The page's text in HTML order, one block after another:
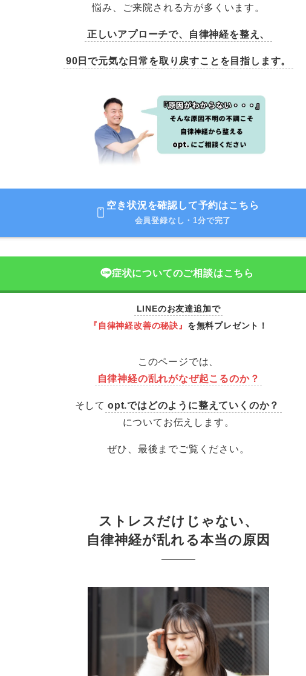
悩み、ご来院される方が多くいます。
正しいアプローチで、自律神経を整え、
90日で元気な日常を取り戻すことを目指します。
空き状況を確認して予約はこちら
会員登録なし・1分で完了
症状についてのご相談はこちら
LINEのお友達追加で
『自律神経改善の秘訣』 を無料プレゼント！
このページでは、
自律神経の乱れがなぜ起こるのか？
そして opt.ではどのように整えていくのか？
についてお伝えします。
ぜひ、最後までご覧ください。
ストレスだけじゃない、
自律神経が乱れる本当の原因